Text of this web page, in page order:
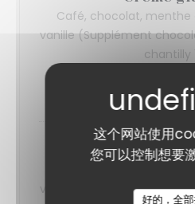
这个网站使用
您可以控制想要
好的，全
Café, chocolat, menthe
vanille (Supplément
chantilly
6,00
Crèmes
vanille (Supplément